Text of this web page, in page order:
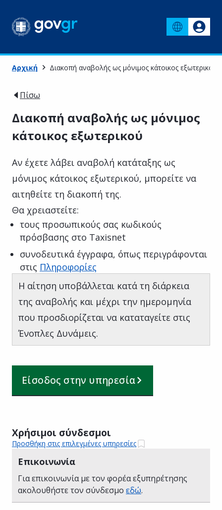
Αρχική Διακοπή αναβολής ως μόνιμος κάτοικος εξωτερικού
Πίσω
Διακοπή αναβολής ως μόνιμος
κάτοικος εξωτερικού
Αν έχετε λάβει αναβολή κατάταξης ως
μόνιμος κάτοικος εξωτερικού, μπορείτε να
αιτηθείτε τη διακοπή της.
Θα χρειαστείτε:
τους προσωπικούς σας κωδικούς
πρόσβασης στο Taxisnet
συνοδευτικά έγγραφα, όπως περιγράφονται
στις Πληροφορίες
H αίτηση υποβάλλεται κατά τη διάρκεια
της αναβολής και μέχρι την ημερομηνία
που προσδιορίζεται να καταταγείτε στις
Ένοπλες Δυνάμεις.
Είσοδος στην υπηρεσία
Χρήσιμοι σύνδεσμοι
Προσθήκη στις επιλεγμένες υπηρεσίες
Επικοινωνία
Για επικοινωνία με τον φορέα εξυπηρέτησης
ακολουθήστε τον σύνδεσμο εδώ.